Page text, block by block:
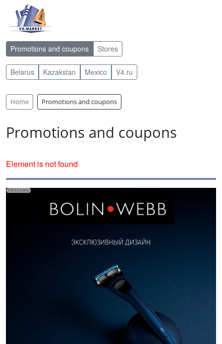
Promotions and coupons Stores
Belarus Kazakstan Mexico V4.ru
Home Promotions and coupons
Promotions and coupons
Element is not found